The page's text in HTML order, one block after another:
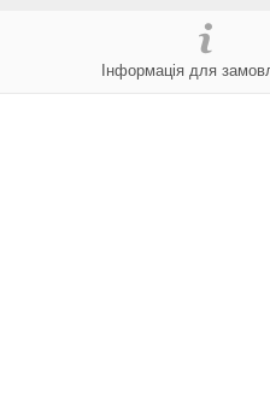
Інформація для